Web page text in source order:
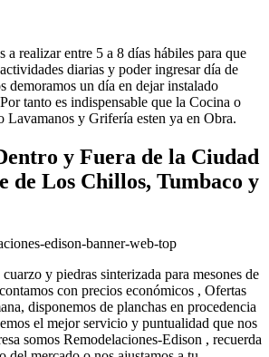
a realizar entre 5 a 8 días hábiles para que
diarias y poder ingresar día de
demoramos un día en dejar instalado
tanto es indispensable que la Cocina o
Lavamanos y Grifería esten ya en Obra.
y Fuera de la Ciudad
de Los Chillos, Tumbaco y
y piedras sinterizada para mesones de
con precios económicos , Ofertas
disponemos de planchas en procedencia
el mejor servicio y puntualidad que nos
somos Remodelaciones-Edison , recuerda